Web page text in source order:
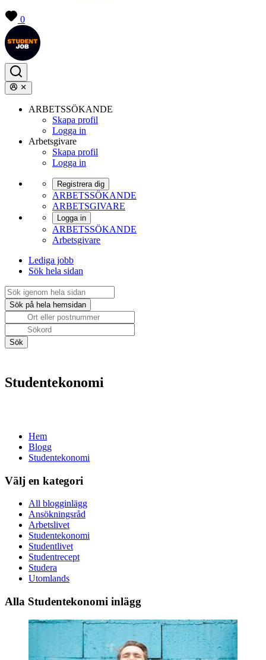
0
ARBETSSÖKANDE
Skapa profil
Logga in
Arbetsgivare
Skapa profil
Logga in
Registrera dig
ARBETSSÖKANDE
ARBETSGIVARE
Logga in
ARBETSSÖKANDE
Arbetsgivare
Lediga jobb
Sök hela sidan
Studentekonomi
Hem
Blogg
Studentekonomi
Välj en kategori
All blogginlägg
Ansökningsråd
Arbetslivet
Studentekonomi
Studentlivet
Studentrecept
Studera
Utomlands
Alla Studentekonomi inlägg